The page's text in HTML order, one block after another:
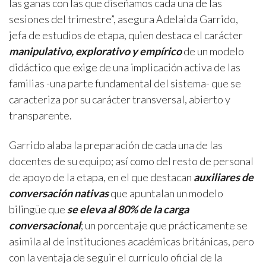
las ganas con las que diseñamos cada una de las
sesiones del trimestre”, asegura Adelaida Garrido,
jefa de estudios de etapa, quien destaca el carácter
manipulativo, explorativo y empíricode un modelo
didáctico que exige de una implicación activa de las
familias -una parte fundamental del sistema- que se
caracteriza por su carácter transversal, abierto y
transparente.
Garrido alaba la preparación de cada una de las
docentes de su equipo; así como del resto de personal
de apoyo de la etapa, en el que destacan auxiliares de
conversación nativasque apuntalan un modelo
bilingüe que se eleva al 80% de la carga
conversacional; un porcentaje que prácticamente se
asimila al de instituciones académicas británicas, pero
con la ventaja de seguir el currículo oficial de la